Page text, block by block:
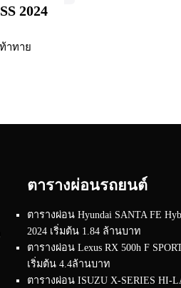
2024
าทาย
ตารางผ่อนรถยนต์
ตารางผ่อน Hyundai SANTA FE
2024 เริ่มต้น 1.84 ล้านบาท
ตารางผ่อน Lexus RX 500h F
เริ่มต้น 4.4ล้านบาท
ตารางผ่อน ISUZU X-SERIES HI-